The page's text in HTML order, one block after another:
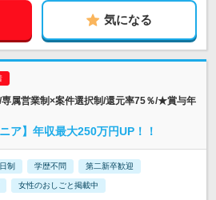
気になる
属営業制×案件選択制/還元率75％/★賞与年
ア】年収最大250万円UP！！
制 学歴不問 第二新卒歓迎
女性のおしごと掲載中